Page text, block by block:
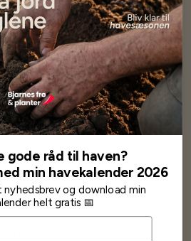
siger...
og hjælp fra Barney (Bjarne)
fineste asparges kroner med posten
skrevet med Bjarne har jeg altid mødt
at købe her fra
gode råd til haven?
min havekalender 2026
nyhedsbrev og download min
helt gratis 📅